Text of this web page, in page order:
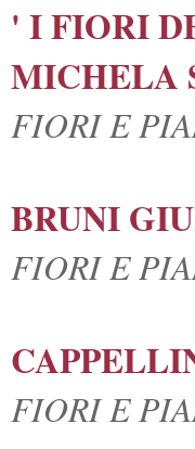
' I FIORI
MICHELA
FIORI E
BRUNI
FIORI E
FIORI E